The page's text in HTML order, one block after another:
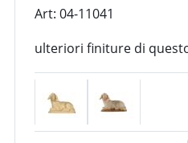
Art: 04-11041
ulteriori finiture di